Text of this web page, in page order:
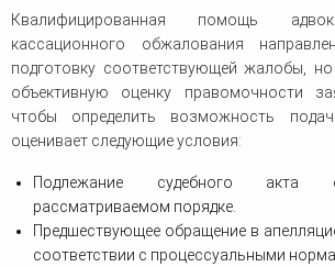
Квалифицированная помощь
кассационного обжалования
подготовку соответствующей жалобы,
объективную оценку правомочности
чтобы определить возможность
оценивает следующие условия:
Подлежание судебного акта
рассматриваемом порядке.
Предшествующее обращение в
соответствии с процессуальными